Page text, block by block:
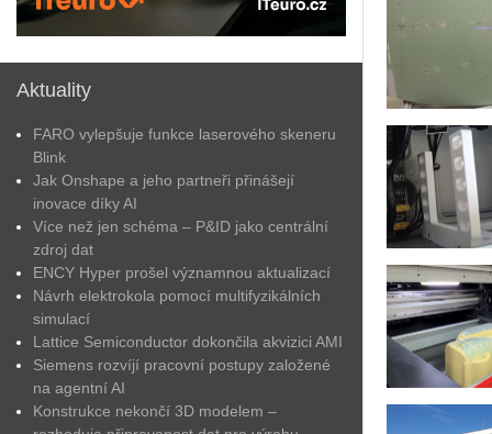
Aktuality
FARO vylepšuje funkce laserového skeneru
Blink
Jak Onshape a jeho partneři přinášejí
inovace díky AI
Více než jen schéma – P&ID jako centrální
zdroj dat
ENCY Hyper prošel významnou aktualizací
Návrh elektrokola pomocí multifyzikálních
simulací
Lattice Semiconductor dokončila akvizici AMI
Siemens rozvíjí pracovní postupy založené
na agentní AI
Konstrukce nekončí 3D modelem –